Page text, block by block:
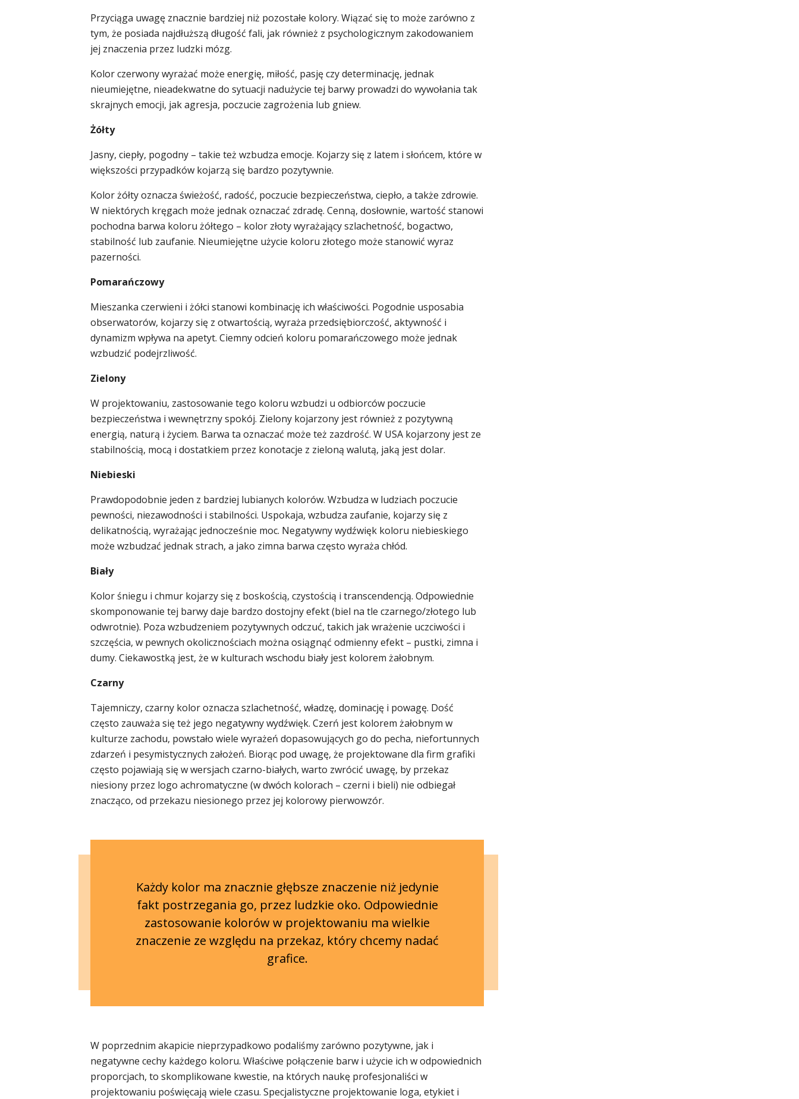
Przyciąga uwagę znacznie bardziej niż pozostałe kolory. Wiązać się to może zarówno z
tym, że posiada najdłuższą długość fali, jak również z psychologicznym zakodowaniem
jej znaczenia przez ludzki mózg.
Kolor czerwony wyrażać może energię, miłość, pasję czy determinację, jednak
nieumiejętne, nieadekwatne do sytuacji nadużycie tej barwy prowadzi do wywołania tak
skrajnych emocji, jak agresja, poczucie zagrożenia lub gniew.
Żółty
Jasny, ciepły, pogodny – takie też wzbudza emocje. Kojarzy się z latem i słońcem, które w
większości przypadków kojarzą się bardzo pozytywnie.
Kolor żółty oznacza świeżość, radość, poczucie bezpieczeństwa, ciepło, a także zdrowie.
W niektórych kręgach może jednak oznaczać zdradę. Cenną, dosłownie, wartość stanowi
pochodna barwa koloru żółtego – kolor złoty wyrażający szlachetność, bogactwo,
stabilność lub zaufanie. Nieumiejętne użycie koloru złotego może stanowić wyraz
pazerności.
Pomarańczowy
Mieszanka czerwieni i żółci stanowi kombinację ich właściwości. Pogodnie usposabia
obserwatorów, kojarzy się z otwartością, wyraża przedsiębiorczość, aktywność i
dynamizm wpływa na apetyt. Ciemny odcień koloru pomarańczowego może jednak
wzbudzić podejrzliwość.
Zielony
W projektowaniu, zastosowanie tego koloru wzbudzi u odbiorców poczucie
bezpieczeństwa i wewnętrzny spokój. Zielony kojarzony jest również z pozytywną
energią, naturą i życiem. Barwa ta oznaczać może też zazdrość. W USA kojarzony jest ze
stabilnością, mocą i dostatkiem przez konotacje z zieloną walutą, jaką jest dolar.
Niebieski
Prawdopodobnie jeden z bardziej lubianych kolorów. Wzbudza w ludziach poczucie
pewności, niezawodności i stabilności. Uspokaja, wzbudza zaufanie, kojarzy się z
delikatnością, wyrażając jednocześnie moc. Negatywny wydźwięk koloru niebieskiego
może wzbudzać jednak strach, a jako zimna barwa często wyraża chłód.
Biały
Kolor śniegu i chmur kojarzy się z boskością, czystością i transcendencją. Odpowiednie
skomponowanie tej barwy daje bardzo dostojny efekt (biel na tle czarnego/złotego lub
odwrotnie). Poza wzbudzeniem pozytywnych odczuć, takich jak wrażenie uczciwości i
szczęścia, w pewnych okolicznościach można osiągnąć odmienny efekt – pustki, zimna i
dumy. Ciekawostką jest, że w kulturach wschodu biały jest kolorem żałobnym.
Czarny
Tajemniczy, czarny kolor oznacza szlachetność, władzę, dominację i powagę. Dość
często zauważa się też jego negatywny wydźwięk. Czerń jest kolorem żałobnym w
kulturze zachodu, powstało wiele wyrażeń dopasowujących go do pecha, niefortunnych
zdarzeń i pesymistycznych założeń. Biorąc pod uwagę, że projektowane dla firm grafiki
często pojawiają się w wersjach czarno-białych, warto zwrócić uwagę, by przekaz
niesiony przez logo achromatyczne (w dwóch kolorach – czerni i bieli) nie odbiegał
znacząco, od przekazu niesionego przez jej kolorowy pierwowzór.
Każdy kolor ma znacznie głębsze znaczenie niż jedynie
fakt postrzegania go, przez ludzkie oko. Odpowiednie
zastosowanie kolorów w projektowaniu ma wielkie
znaczenie ze względu na przekaz, który chcemy nadać
grafice.
W poprzednim akapicie nieprzypadkowo podaliśmy zarówno pozytywne, jak i
negatywne cechy każdego koloru. Właściwe połączenie barw i użycie ich w odpowiednich
proporcjach, to skomplikowane kwestie, na których naukę profesjonaliści w
projektowaniu poświęcają wiele czasu. Specjalistyczne projektowanie loga, etykiet i